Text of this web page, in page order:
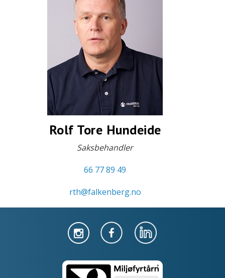
Rolf Tore Hundeide
Saksbehandler
66 77 89 49
rth@falkenberg.no